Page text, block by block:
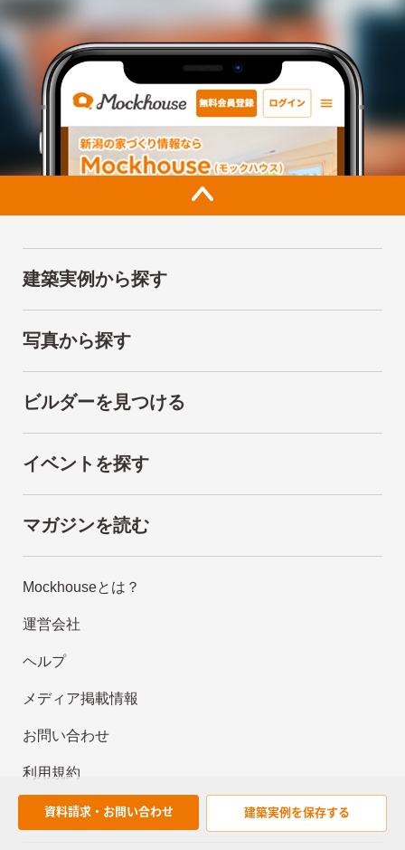
資料請求・お問い合わせ 建築実例を保存する
建築実例から探す
写真から探す
ビルダーを見つける
イベントを探す
マガジンを読む
Mockhouseとは？
運営会社
ヘルプ
メディア掲載情報
お問い合わせ
利用規約
プライバシーポリシー